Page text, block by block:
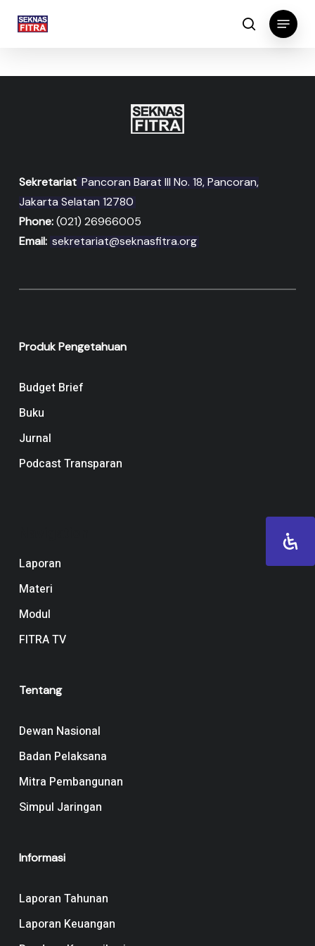
search
Menu
Sekretariat Pancoran Barat III No. 18, Pancoran,
Jakarta Selatan 12780
Phone:(021) 26966005
Email: sekretariat@seknasfitra.org
Produk Pengetahuan
Budget Brief
Buku
Jurnal
Podcast Transparan
Laporan
Materi
Modul
FITRA TV
Tentang
Dewan Nasional
Badan Pelaksana
Mitra Pembangunan
Simpul Jaringan
Informasi
Laporan Tahunan
Laporan Keuangan